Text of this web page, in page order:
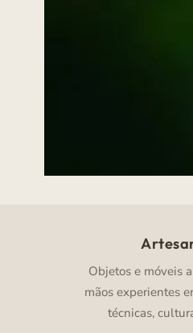
Objetos e móveis
mãos experientes
técnicas,